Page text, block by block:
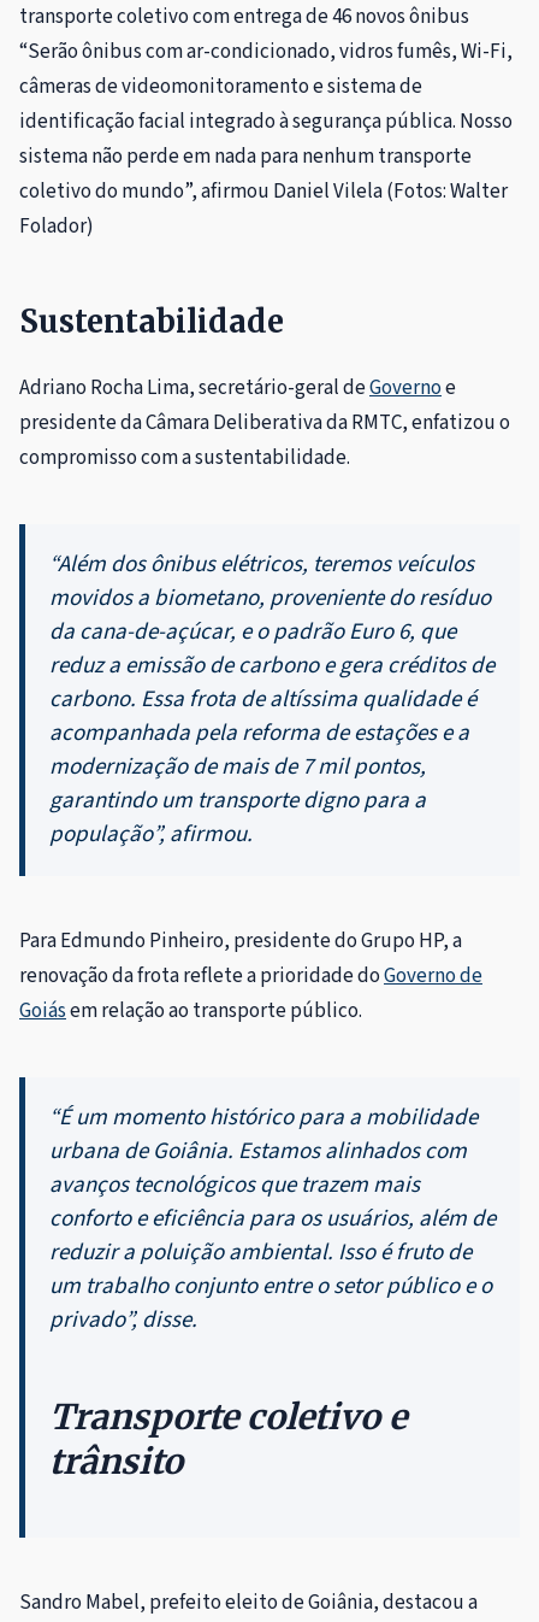
“Serão ônibus com ar-condicionado, vidros fumês, Wi-Fi,
câmeras de videomonitoramento e sistema de
identificação facial integrado à segurança pública. Nosso
sistema não perde em nada para nenhum transporte
coletivo do mundo”, afirmou Daniel Vilela (Fotos: Walter
Folador)
Sustentabilidade
Adriano Rocha Lima, secretário-geral deGovernoe
presidente da Câmara Deliberativa da RMTC, enfatizou o
compromisso com a sustentabilidade.
“Além dos ônibus elétricos, teremos veículos
movidos a biometano, proveniente do resíduo
da cana-de-açúcar, e o padrão Euro 6, que
reduz a emissão de carbono e gera créditos de
carbono. Essa frota de altíssima qualidade é
acompanhada pela reforma de estações e a
modernização de mais de 7 mil pontos,
garantindo um transporte digno para a
população”, afirmou.
Para Edmundo Pinheiro, presidente do Grupo HP, a
renovação da frota reflete a prioridade doGoverno de
Goiásem relação ao transporte público.
“É um momento histórico para a mobilidade
urbana de Goiânia. Estamos alinhados com
avanços tecnológicos que trazem mais
conforto e eficiência para os usuários, além de
reduzir a poluição ambiental. Isso é fruto de
um trabalho conjunto entre o setor público e o
privado”, disse.
Transporte coletivo e
trânsito
Sandro Mabel, prefeito eleito de Goiânia, destacou a